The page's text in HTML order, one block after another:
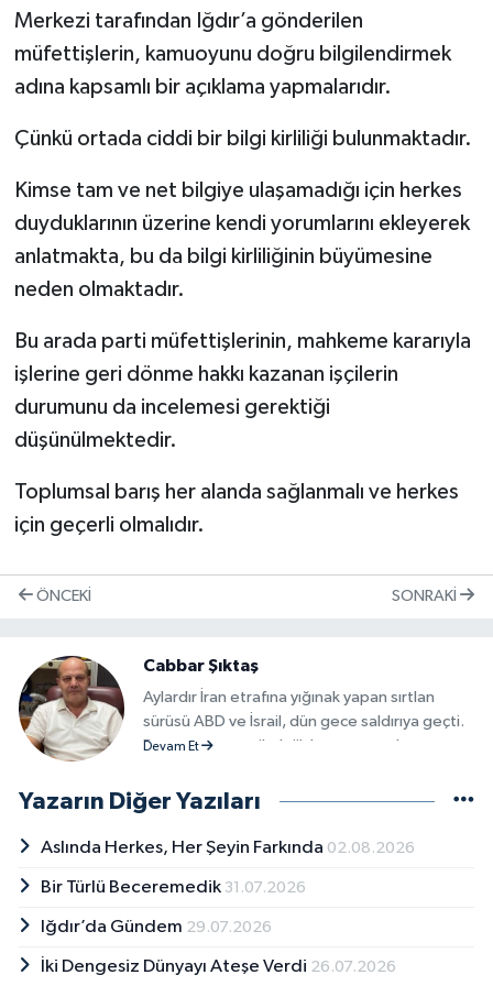
Merkezi tarafından Iğdır’a gönderilen
müfettişlerin, kamuoyunu doğru bilgilendirmek
adına kapsamlı bir açıklama yapmalarıdır.
Çünkü ortada ciddi bir bilgi kirliliği bulunmaktadır.
Kimse tam ve net bilgiye ulaşamadığı için herkes
duyduklarının üzerine kendi yorumlarını ekleyerek
anlatmakta, bu da bilgi kirliliğinin büyümesine
neden olmaktadır.
Bu arada parti müfettişlerinin, mahkeme kararıyla
işlerine geri dönme hakkı kazanan işçilerin
durumunu da incelemesi gerektiği
düşünülmektedir.
Toplumsal barış her alanda sağlanmalı ve herkes
için geçerli olmalıdır.
ÖNCEKI SONRAKI
Cabbar Şıktaş
Aylardır İran etrafına yığınak yapan sırtlan
sürüsü ABD ve İsrail, dün gece saldırıya geçti.
Bunca zaman psikolojik harp yaparak
hurda ve aynı zamanda satın aldıkları ajanlar
ama başaramayınca vahşi yüzlerini gösterip
saldırı olursa karşılık vereceğim.” demişti. Şimdi
Arabistan, Dubai gibi ülkelerde üssü bulunan
Devam Et
Yazarın Diğer Yazıları
Aslında Herkes, Her Şeyin Farkında 02.08.2026
Bir Türlü Beceremedik 31.07.2026
Iğdır’da Gündem 29.07.2026
İki Dengesiz Dünyayı Ateşe Verdi 26.07.2026